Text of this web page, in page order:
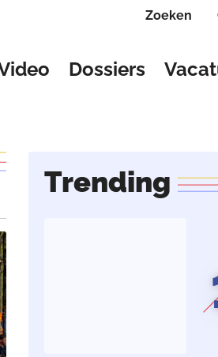
Zoeken
Dossiers
Trending